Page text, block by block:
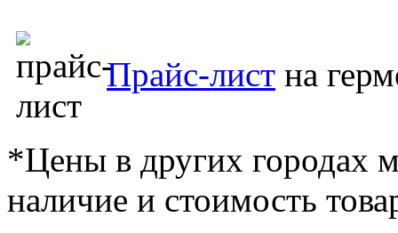
Прайс-лист на
*Цены в других городах
наличие и стоимость